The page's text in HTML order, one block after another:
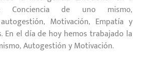
Conciencia de uno mismo,
Motivación, Empatía y
En el día de hoy hemos trabajado la
Autogestión y Motivación.